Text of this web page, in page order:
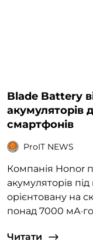
Blade Battery
акумуляторів
смартфонів
ProIT NEWS
Компанія Honor
акумуляторів
орієнтовану на
понад 7000
Читати